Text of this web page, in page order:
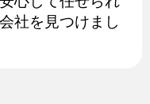
社を見つけまし